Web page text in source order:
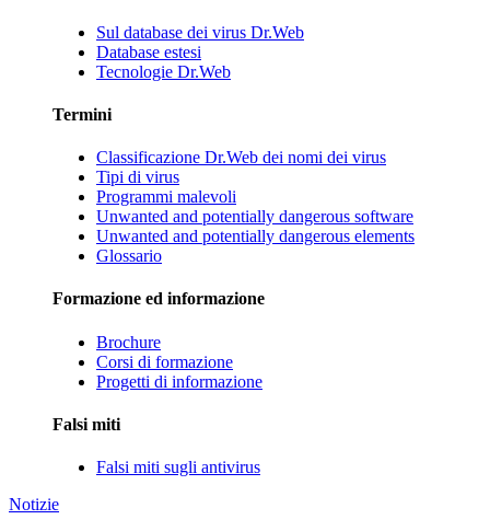
Sul database dei virus Dr.Web
Database estesi
Tecnologie Dr.Web
Termini
Classificazione Dr.Web dei nomi dei virus
Tipi di virus
Programmi malevoli
Unwanted and potentially dangerous software
Unwanted and potentially dangerous elements
Glossario
Formazione ed informazione
Brochure
Corsi di formazione
Progetti di informazione
Falsi miti
Falsi miti sugli antivirus
Notizie